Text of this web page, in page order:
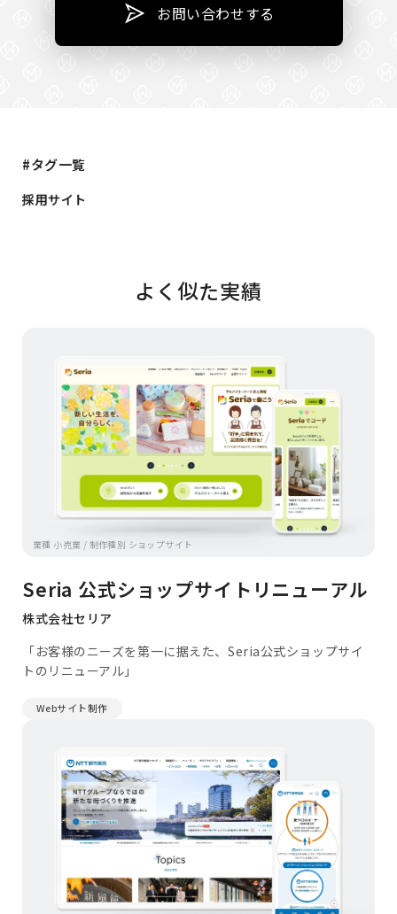
お問い合わせする
#タグ一覧
採用サイト
よく似た実績
業種 小売業 / 制作種別 ショップサイト
Seria 公式ショップサイトリニューアル
株式会社セリア
「お客様のニーズを第一に据えた、Seria公式ショップサイ
トのリニューアル」
Webサイト制作